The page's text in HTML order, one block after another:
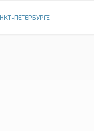
ПЕТЕРБУРГЕ